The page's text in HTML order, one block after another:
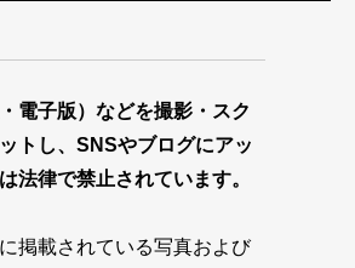
電子版）などを撮影・スク
トし、SNSやブログにアッ
法律で禁止されています。
掲載されている写真および